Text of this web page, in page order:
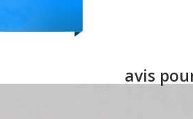
avis